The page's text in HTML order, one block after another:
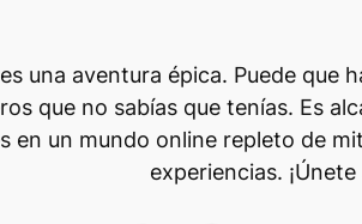
una aventura épica. Puede
que no sabías que tenías. Es
en un mundo online repleto de
experiencias.